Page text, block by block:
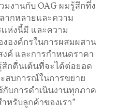
มงานกับ OAG ผมรู้สึกทึ่ง
ากหลายและความ
ห่งนี้มี และความ
องค์กรในการผสมผสาน
ค์ และการกำหนดราคา
กตื่นเต้นที่จะได้ต่อยอด
สบการณ์ในการขยาย
บการดำเนินงานทุกภาค
หรับลูกค้าของเรา”